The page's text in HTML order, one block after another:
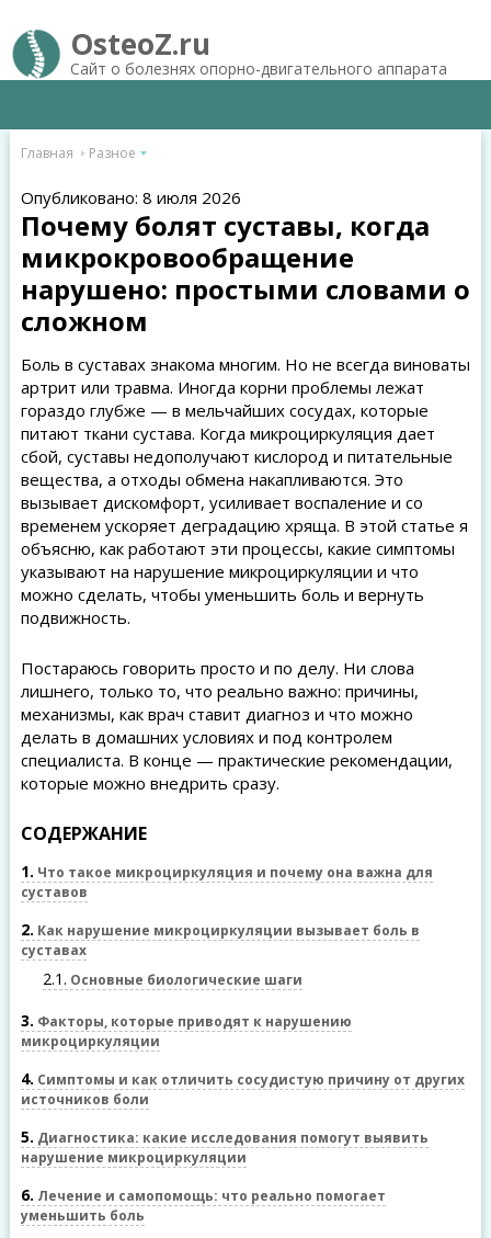
OsteoZ.ru
Сайт о болезнях опорно-двигательного аппарата
Главная Разное
Опубликовано: 8 июля 2026
Почему болят суставы, когда
микрокровообращение
нарушено: простыми словами о
сложном
Боль в суставах знакома многим. Но не всегда виноваты
артрит или травма. Иногда корни проблемы лежат
гораздо глубже — в мельчайших сосудах, которые
питают ткани сустава. Когда микроциркуляция дает
сбой, суставы недополучают кислород и питательные
вещества, а отходы обмена накапливаются. Это
вызывает дискомфорт, усиливает воспаление и со
временем ускоряет деградацию хряща. В этой статье я
объясню, как работают эти процессы, какие симптомы
указывают на нарушение микроциркуляции и что
можно сделать, чтобы уменьшить боль и вернуть
подвижность.
Постараюсь говорить просто и по делу. Ни слова
лишнего, только то, что реально важно: причины,
механизмы, как врач ставит диагноз и что можно
делать в домашних условиях и под контролем
специалиста. В конце — практические рекомендации,
которые можно внедрить сразу.
СОДЕРЖАНИЕ
1 Что такое микроциркуляция и почему она важна для
суставов
2 Как нарушение микроциркуляции вызывает боль в
суставах
2.1 Основные биологические шаги
3 Факторы, которые приводят к нарушению
микроциркуляции
4 Симптомы и как отличить сосудистую причину от других
источников боли
5 Диагностика: какие исследования помогут выявить
нарушение микроциркуляции
6 Лечение и самопомощь: что реально помогает
уменьшить боль